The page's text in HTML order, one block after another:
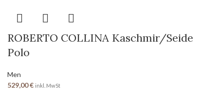
ROBERTO COLLINA Kaschmir/Seide
Polo
Men
529,00€ inkl. MwSt